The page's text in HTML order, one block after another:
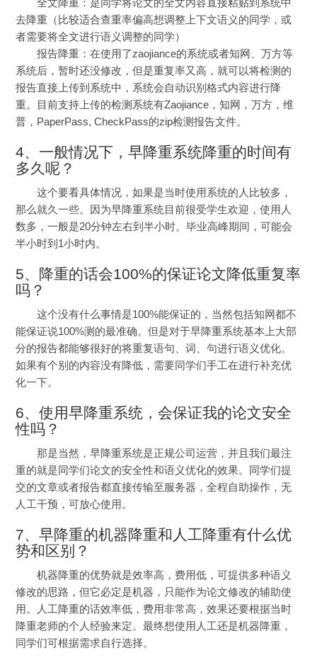
全文降重：是同学将论文的全文内容直接粘贴到系统中
去降重（比较适合查重率偏高想调整上下文语义 的同学，或
者需要将全文进行语义调整的同学）
报告降重：在使用了zaojiance的系统或者知网、万方等
系统后，暂时还没修改，但是重复率又高，就可以将检测的
报告直接上传到系统中，系统会自动识别格式内容进行降
重。目前支持 上传的检测 系统有Zaojiance，知网，万方，维
普，PaperPass, CheckPass的zip检测报告文件。
4、一般情况下，早降重系统降重的时间有
多久呢？
这个要看具体情况，如果是当时使用系统的人比较多，
那么就久一些。因为早降重系统目前很受学生欢迎，使用人
数多，一般是20分钟左右到半小时。毕业高峰期间，可能会
半小时到1小时内。
5、降重的话会100%的保证论文降低重复率
吗？
这个没有什么事情是100%能保证的，当然包括知网都不
能保证说100%测的最准确。但是对于早降重系统基本上大部
分的报告都能够很好的将重复语句、词、句进行语义优化。
如果有个别的内容没有降低，需要同学们手工在进行补充优
化一下。
6、使用早降重系统，会保证我的论文安全
性吗？
那是当然，早降重系统是正规公司运营，并且我们最注
重的就是同学们论文的安全性和语义优化的效果。同学们提
交的文章或者报告都直接传输至 服务器，全程自助操作 ，无
人工干预，可放心使用。
7、早降重的机器降重和人工降重有什么优
势和区别？
机器降重的优势就是效率高， 费用低，可提供多种语义
修改的思路 ，但它必定是机器 ，只能作为论文修改的辅助使
用。人工降重的话效率低，费用非常高，效果还要根据当时
降重老师的个人经验来定。最终想使用人工还是机器降重，
同学们可根据需求自行选择。